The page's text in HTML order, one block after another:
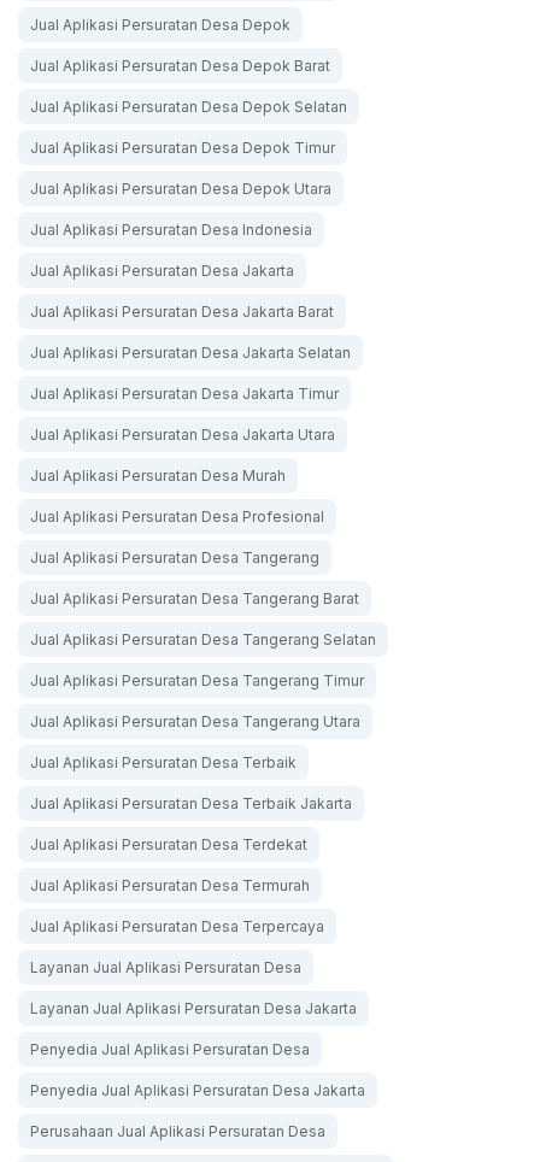
Jual Aplikasi Persuratan Desa Depok
Jual Aplikasi Persuratan Desa Depok Barat
Jual Aplikasi Persuratan Desa Depok Selatan
Jual Aplikasi Persuratan Desa Depok Timur
Jual Aplikasi Persuratan Desa Depok Utara
Jual Aplikasi Persuratan Desa Indonesia
Jual Aplikasi Persuratan Desa Jakarta
Jual Aplikasi Persuratan Desa Jakarta Barat
Jual Aplikasi Persuratan Desa Jakarta Selatan
Jual Aplikasi Persuratan Desa Jakarta Timur
Jual Aplikasi Persuratan Desa Jakarta Utara
Jual Aplikasi Persuratan Desa Murah
Jual Aplikasi Persuratan Desa Profesional
Jual Aplikasi Persuratan Desa Tangerang
Jual Aplikasi Persuratan Desa Tangerang Barat
Jual Aplikasi Persuratan Desa Tangerang Selatan
Jual Aplikasi Persuratan Desa Tangerang Timur
Jual Aplikasi Persuratan Desa Tangerang Utara
Jual Aplikasi Persuratan Desa Terbaik
Jual Aplikasi Persuratan Desa Terbaik Jakarta
Jual Aplikasi Persuratan Desa Terdekat
Jual Aplikasi Persuratan Desa Termurah
Jual Aplikasi Persuratan Desa Terpercaya
Layanan Jual Aplikasi Persuratan Desa
Layanan Jual Aplikasi Persuratan Desa Jakarta
Penyedia Jual Aplikasi Persuratan Desa
Penyedia Jual Aplikasi Persuratan Desa Jakarta
Perusahaan Jual Aplikasi Persuratan Desa